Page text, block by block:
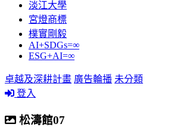
淡江大學
宮燈商標
樸實剛毅
AI+SDGs=∞
ESG+AI=∞
卓越及深耕計畫 廣告輪播 未分類
登入
松濤館07